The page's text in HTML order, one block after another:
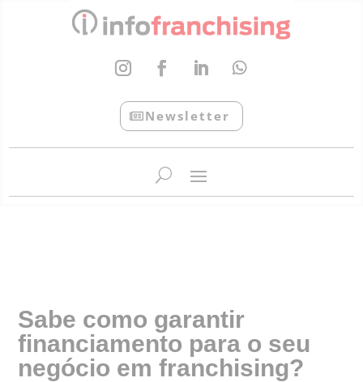
Newsletter
Sabe como garantir
financiamento para o seu
negócio em franchising?